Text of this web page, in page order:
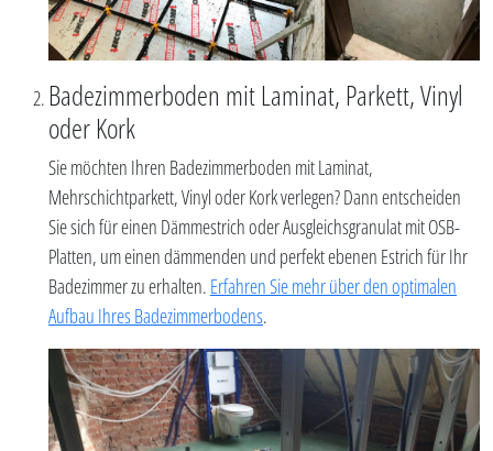
Badezimmerboden mit Laminat, Parkett, Vinyl
oder Kork
Sie möchten Ihren Badezimmerboden mit Laminat,
Mehrschichtparkett, Vinyl oder Kork verlegen? Dann entscheiden
Sie sich für einen Dämmestrich oder Ausgleichsgranulat mit OSB-
Platten, um einen dämmenden und perfekt ebenen Estrich für Ihr
Badezimmer zu erhalten. Erfahren Sie mehr über den optimalen
Aufbau Ihres Badezimmerbodens.